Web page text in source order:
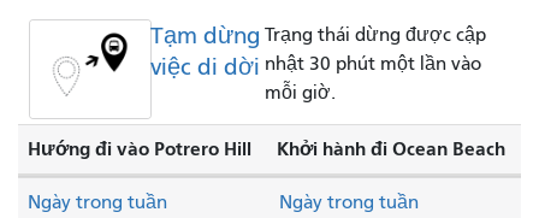
Tạm dừng
việc di dời
Trạng thái dừng được cập
nhật 30 phút một lần vào
mỗi giờ.
Hướng đi vào Potrero Hill Khởi hành đi Ocean Beach
Ngày trong tuần Ngày trong tuần